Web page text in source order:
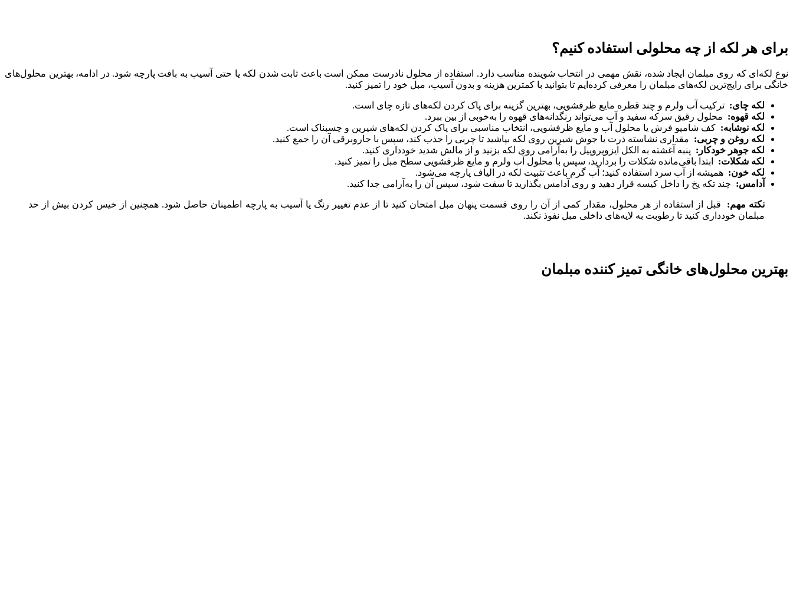
برای هر لکه از چه محلولی استفاده کنیم؟
نوع لکه‌ای که روی مبلمان ایجاد شده، نقش مهمی در انتخاب شوینده مناسب دارد. استفاده از محلول نادرست ممکن است باعث ثابت شدن لکه یا حتی آسیب به بافت پارچه شود. در ادامه، بهترین محلول‌های
خانگی برای رایج‌ترین لکه‌های مبلمان را معرفی کرده‌ایم تا بتوانید با کمترین هزینه و بدون آسیب، مبل خود را تمیز کنید.
لکه چای: ترکیب آب ولرم و چند قطره مایع ظرفشویی، بهترین گزینه برای پاک کردن لکه‌های تازه چای است.
لکه قهوه: محلول رقیق سرکه سفید و آب می‌تواند رنگدانه‌های قهوه را به‌خوبی از بین ببرد.
لکه نوشابه: کف شامپو فرش یا محلول آب و مایع ظرفشویی، انتخاب مناسبی برای پاک کردن لکه‌های شیرین و چسبناک است.
لکه روغن و چربی: مقداری نشاسته ذرت یا جوش شیرین روی لکه بپاشید تا چربی را جذب کند، سپس با جاروبرقی آن را جمع کنید.
لکه جوهر خودکار: پنبه آغشته به الکل ایزوپروپیل را به‌آرامی روی لکه بزنید و از مالش شدید خودداری کنید.
لکه شکلات:
ابتدا باقی‌مانده شکلات را بردارید، سپس با محلول آب ولرم و مایع ظرفشویی سطح مبل را تمیز کنید.
لکه خون: همیشه از آب سرد استفاده کنید؛ آب گرم باعث تثبیت لکه در الیاف پارچه می‌شود.
آدامس: چند تکه یخ را داخل کیسه قرار دهید و روی آدامس بگذارید تا سفت شود، سپس آن را به‌آرامی جدا کنید.
نکته مهم:
قبل از استفاده از هر محلول، مقدار کمی از آن را روی قسمت پنهان مبل امتحان کنید تا از عدم تغییر رنگ یا آسیب به پارچه اطمینان حاصل شود. همچنین از خیس کردن بیش از حد
مبلمان خودداری کنید تا رطوبت به لایه‌های داخلی مبل نفوذ نکند.
بهترین محلول‌های خانگی تمیز کننده مبلمان